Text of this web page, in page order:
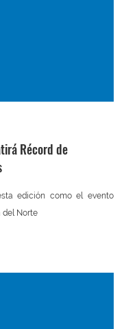
Récord de
edición como el evento
del Norte